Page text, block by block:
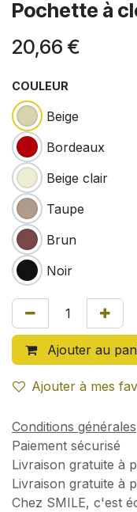
Pochette à
20,66 €
COULEUR
Beige
Bordeaux
Beige clair
Taupe
Brun
Noir
Ajouter au
Ajouter à mes
Conditions générales
Paiement sécurisé
Livraison gratuite à
Livraison gratuite à
Chez SMILE, c'est